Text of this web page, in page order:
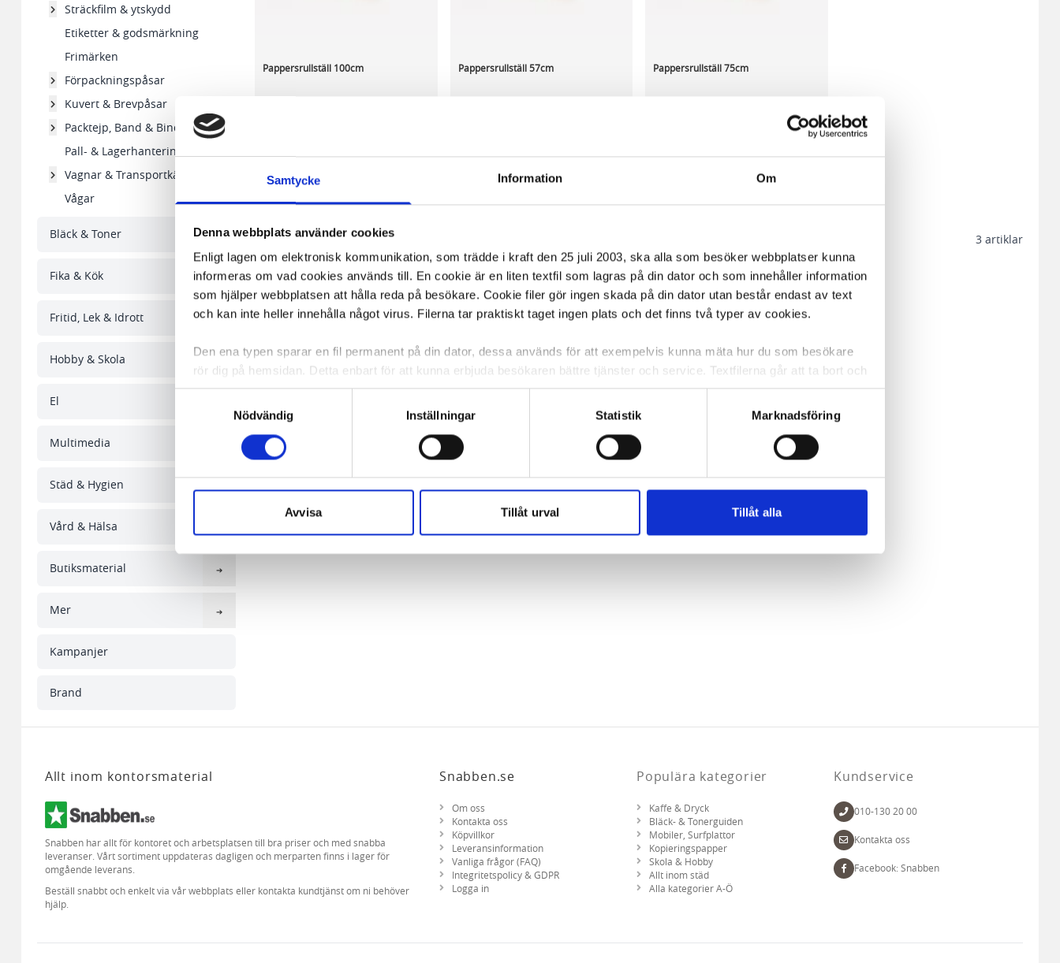
Samtycke Information Om
Denna webbplats använder cookies
Enligt lagen om elektronisk kommunikation, som trädde i kraft den 25 juli 2003, ska alla som besöker webbplatser kunna
informeras om vad cookies används till. En cookie är en liten textfil som lagras på din dator och som innehåller information
som hjälper webbplatsen att hålla reda på besökare. Cookie filer gör ingen skada på din dator utan består endast av text
och kan inte heller innehålla något virus. Filerna tar praktiskt taget ingen plats och det finns två typer av cookies.
Den ena typen sparar en fil permanent på din dator, dessa används för att exempelvis kunna mäta hur du som besökare
rör dig på hemsidan. Detta enbart för att kunna erbjuda besökaren bättre tjänster och service. Textfilerna går att ta bort och
de flesta webbläsare har funktioner för detta. Informationen som sparas på din dator är endast ett unikt nummer utan
någon koppling till personlig information, alltså helt anonymt.
Den andra typen av cookies som vanligtvis används är session cookies. Under tiden du är inne och besöker sidan delar
Nödvändig
Inställningar Statistik Marknadsföring
Avvisa Tillåt urval Tillåt alla
Sträckfilm & ytskydd
Etiketter & godsmärkning
Frimärken
Förpackningspåsar
Kuvert & Brevpåsar
Packtejp, Band & Bindgarn
Pall- & Lagerhantering
Vagnar & Transportkärror
Vågar
Bläck & Toner
Fika & Kök
Fritid, Lek & Idrott
Hobby & Skola
El
Multimedia
Städ & Hygien
Vård & Hälsa
Butiksmaterial
Mer
Kampanjer
Brand
Pappersrullställ 100cm
På externt lager ca 14 dagar
-
Pappersrullställ 57cm
I lager 7 st ca 1-2 dagar
+
Pappersrullställ 75cm
På externt lager ca 22 dagar
KÖP
3 artiklar
Visa per page
Allt inom kontorsmaterial
Snabben har allt för kontoret och arbetsplatsen till bra priser och med snabba
leveranser. Vårt sortiment uppdateras dagligen och merparten finns i lager för
omgående leverans.
Beställ snabbt och enkelt via vår webbplats eller kontakta kundtjänst om ni behöver
hjälp.
Snabben.se
Om oss
Kontakta oss
Köpvillkor
Leveransinformation
Vanliga frågor (FAQ)
Integritetspolicy & GDPR
Logga in
Populära kategorier
Kaffe & Dryck
Bläck- & Tonerguiden
Mobiler, Surfplattor
Kopieringspapper
Skola & Hobby
Allt inom städ
Alla kategorier A-Ö
Kundservice
010-130 20 00
Kontakta oss
Facebook: Snabben